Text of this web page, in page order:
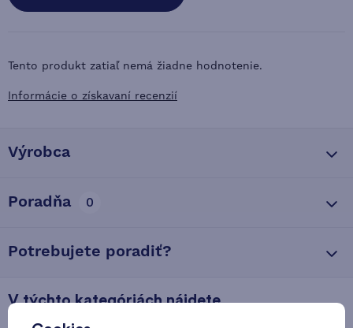
Tento produkt zatiaľ nemá žiadne hodnotenie.
Informácie o získavaní recenzií
Výrobca
Poradňa 0
Potrebujete poradiť?
V týchto kategóriách nájdete